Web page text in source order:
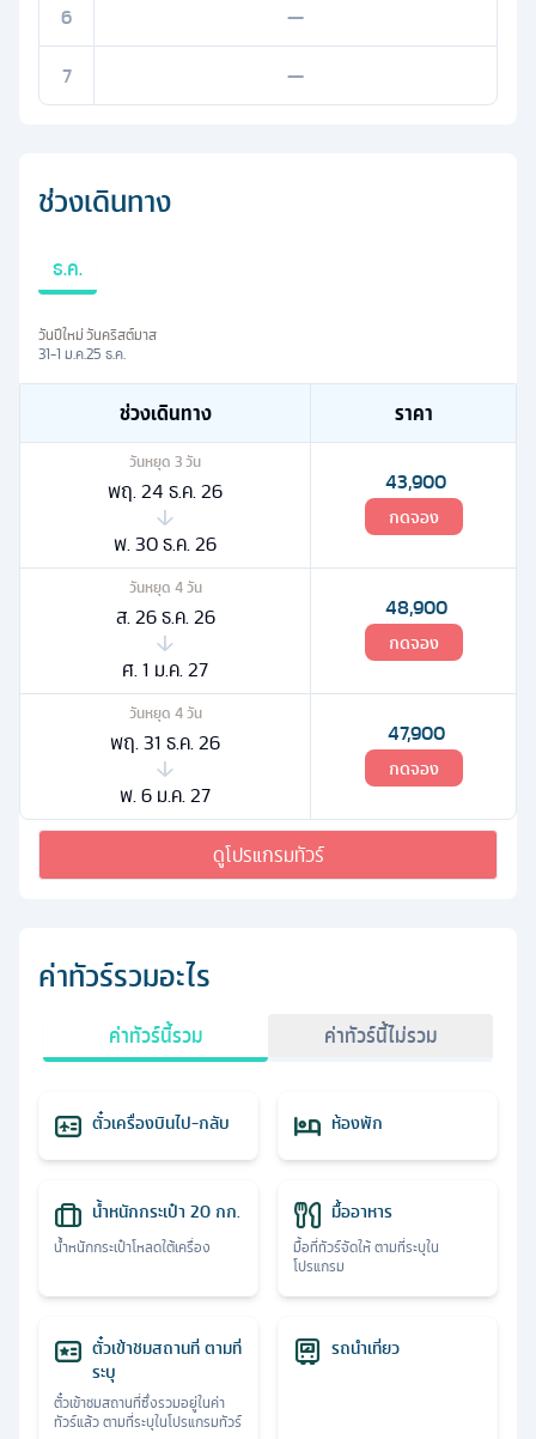
6
—
7
—
ช่วงเดินทาง
ธ.ค.
วันปีใหม่
31-1 ม.ค.
วันคริสต์มาส
25 ธ.ค.
ช่วงเดินทาง ราคา
วันหยุด 3วัน
พฤ. 24 ธ.ค. 26
พ. 30 ธ.ค. 26
43,900
กดจอง
วันหยุด 4วัน
ส. 26 ธ.ค. 26
ศ. 1 ม.ค. 27
48,900
กดจอง
วันหยุด 4วัน
พฤ. 31 ธ.ค. 26
พ. 6 ม.ค. 27
47,900
กดจอง
ดูโปรแกรมทัวร์
ค่าทัวร์รวมอะไร
ค่าทัวร์นี้รวม ค่าทัวร์นี้ไม่รวม
ตั๋วเครื่องบินไป-กลับ ห้องพัก
น้ำหนักกระเป๋า 20 กก.
น้ำหนักกระเป๋าโหลดใต้เครื่อง
มื้ออาหาร
มื้อที่ทัวร์จัดให้ ตามที่ระบุใน
โปรแกรม
ตั๋วเข้าชมสถานที่ ตามที่
ระบุ
ตั๋วเข้าชมสถานที่ซึ่งรวมอยู่ในค่า
ทัวร์แล้ว ตามที่ระบุในโปรแกรมทัวร์
รถนำเที่ยว